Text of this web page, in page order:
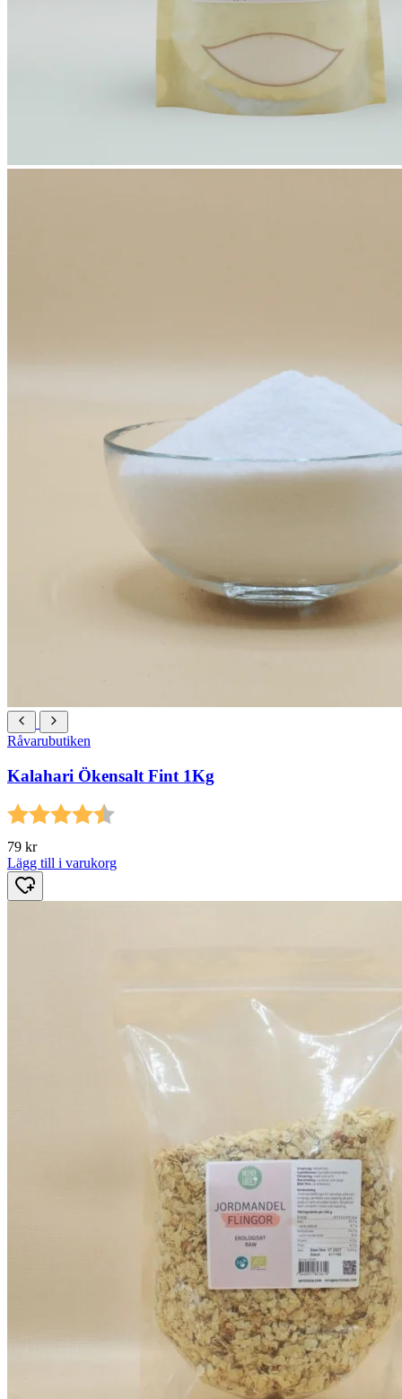
Råvarubutiken
Kalahari Ökensalt Fint 1Kg
Betyg:
79 kr
Lägg till i varukorg